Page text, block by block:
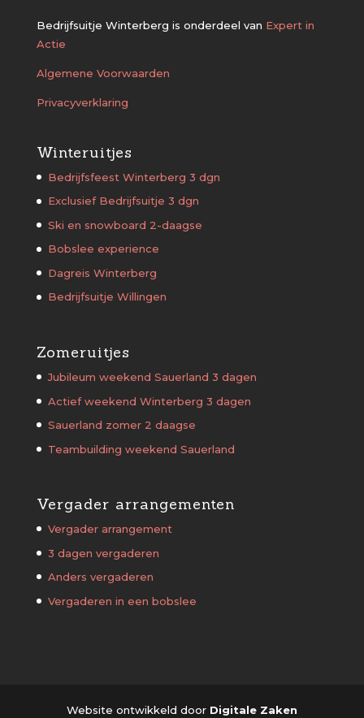
Bedrijfsuitje Winterberg is onderdeel van Expert in
Actie
Algemene Voorwaarden
Privacyverklaring
Winteruitjes
Bedrijfsfeest Winterberg 3 dgn
Exclusief Bedrijfsuitje 3 dgn
Ski en snowboard 2-daagse
Bobslee experience
Dagreis Winterberg
Bedrijfsuitje Willingen
Zomeruitjes
Jubileum weekend Sauerland 3 dagen
Actief weekend Winterberg 3 dagen
Sauerland zomer 2 daagse
Teambuilding weekend Sauerland
Vergader arrangementen
Vergader arrangement
3 dagen vergaderen
Anders vergaderen
Vergaderen in een bobslee
Website ontwikkeld door Digitale Zaken